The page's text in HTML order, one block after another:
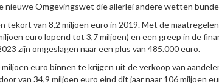
nieuwe Omgevingswet die allerlei andere wetten
tekort van 8,2 miljoen euro in 2019. Met de
euro lopend tot 3,7 miljoen) en een greep in de
zijn omgeslagen naar een plus van 485.000 euro.
euro binnen te krijgen uit de verkoop van
van 34,9 miljoen euro eind dit jaar naar 106 miljoen